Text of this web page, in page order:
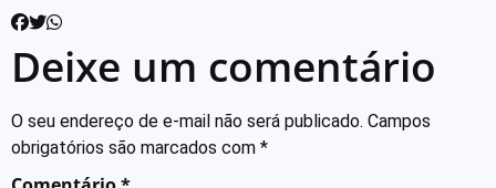
Deixe um comentário
O seu endereço de e-mail não será publicado. Campos
obrigatórios são marcados com *